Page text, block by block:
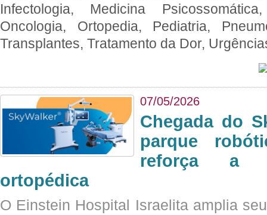
Infectologia, Medicina
Oncologia, Ortopedia, Pediatria,
Transplantes, Tratamento da Dor,
07/05/2026
Chegada do
parque
reforça a
ortopédica
O Einstein Hospital Israelita amplia